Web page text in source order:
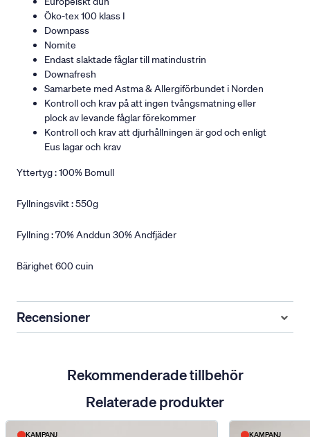
Öko-tex 100 klass I
Downpass
Nomite
Endast slaktade fåglar till matindustrin
Downafresh
Samarbete med Astma & Allergiförbundet i Norden
Kontroll och krav på att ingen tvångsmatning eller
plock av levande fåglar förekommer
Kontroll och krav att djurhållningen är god och enligt
Eus lagar och krav
Yttertyg : 100% Bomull
Fyllningsvikt : 550g
Fyllning : 70% Anddun 30% Andfjäder
Bärighet 600 cuin
Recensioner
Rekommenderade tillbehör
Relaterade produkter
KAMPANJ KAMPANJ